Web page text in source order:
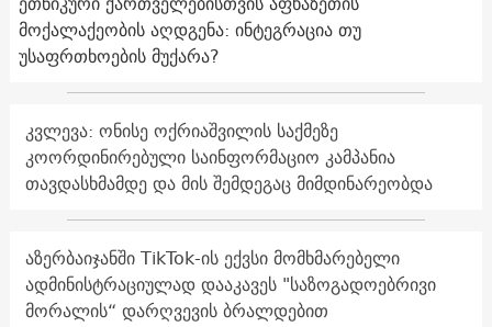
მოქალაქეობის აღდგენა: ინტეგრაცია თუ
უსაფრთხოების მუქარა?
კვლევა: ონისე ოქრიაშვილის საქმეზე
კოორდინირებული საინფორმაციო კამპანია
თავდასხმამდე და მის შემდეგაც მიმდინარეობდა
აზერბაიჯანში TikTok-ის ექვსი მომხმარებელი
ადმინისტრაციულად დააკავეს "საზოგადოებრივი
მორალის“ დარღვევის ბრალდებით